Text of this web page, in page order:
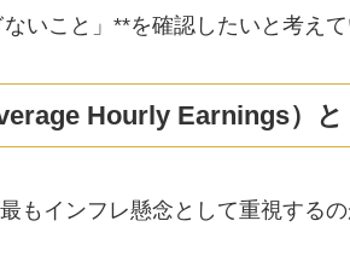
いこと」**を確認したいと考えて
Hourly Earnings）と
もインフレ懸念として重視する